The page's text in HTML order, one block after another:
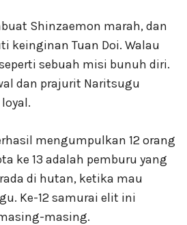
Shinzaemon marah, dan
keinginan Tuan Doi. Walau
sebuah misi bunuh diri.
dan prajurit Naritsugu
mengumpulkan 12 orang
ke 13 adalah pemburu yang
di hutan, ketika mau
Ke-12 samurai elit ini
masing.